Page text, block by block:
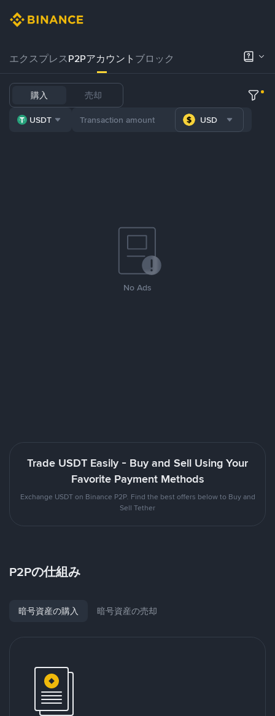
エクスプレスP2Pアカウント ブロック
購入 売却
USDT USD
No Ads
Trade USDT Easily - Buy and Sell Using Your
Favorite Payment Methods
Exchange USDT on Binance P2P. Find the best offers below to Buy and
Sell Tether
P2Pの仕組み
暗号資産の購入 暗号資産の売却